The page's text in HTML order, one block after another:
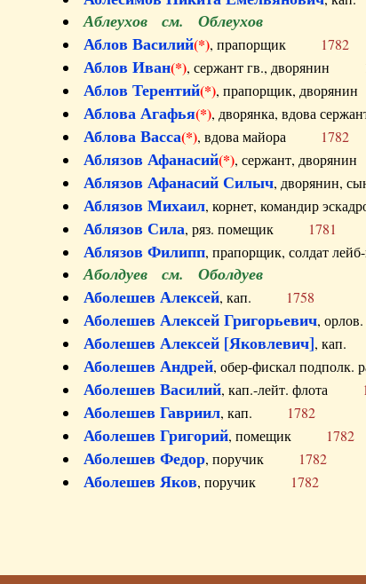
Аблеухов см. Облеухов
Аблов Василий(*), прапорщик 1782
Аблов Иван(*), сержант гв., дворянин
Аблов Терентий(*), прапорщик,
Аблова Агафья(*), дворянка, вдова
Аблова Васса(*), вдова майора 1782
Аблязов Афанасий(*), сержант,
Аблязов Афанасий Силыч, дворянин,
Аблязов Михаил, корнет, командир
Аблязов Сила, ряз. помещик 1781
Аблязов Филипп, прапорщик, солдат
Аболдуев см. Оболдуев
Аболешев Алексей, кап. 1758
Аболешев Алексей Григорьевич,
Аболешев Алексей [Яковлевич],
Аболешев Андрей, обер-фискал
Аболешев Василий, кап.-лейт. флота
Аболешев Гавриил, кап. 1782
Аболешев Григорий, помещик 1782
Аболешев Федор, поручик 1782
Аболешев Яков, поручик 1782